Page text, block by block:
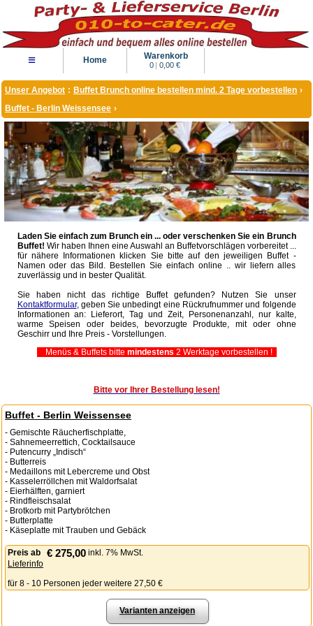
≡ Home Warenkorb
0 | 0,00 €
Unser Angebot : Buffet Brunch online bestellen mind. 2 Tage vorbestellen ›
Buffet - Berlin Weissensee ›
Laden Sie einfach zum Brunch ein ... oder verschenken Sie ein Brunch
Buffet! Wir haben Ihnen eine Auswahl an Buffetvorschlägen vorbereitet ...
für nähere Informationen klicken Sie bitte auf den jeweiligen Buffet -
Namen oder das Bild. Bestellen Sie einfach online .. wir liefern alles
zuverlässig und in bester Qualität.
Sie haben nicht das richtige Buffet gefunden? Nutzen Sie unser
Kontaktformular, geben Sie unbedingt eine Rückrufnummer und folgende
Informationen an: Lieferort, Tag und Zeit, Personenanzahl, nur kalte,
warme Speisen oder beides, bevorzugte Produkte, mit oder ohne
Geschirr und Ihre Preis - Vorstellungen.
Menüs & Buffets bitte mindestens 2 Werktage vorbestellen !
Bitte vor Ihrer Bestellung lesen!
Buffet - Berlin Weissensee
- Gemischte Räucherfischplatte,
- Sahnemeerrettich, Cocktailsauce
- Putencurry „Indisch“
- Butterreis
- Medaillons mit Lebercreme und Obst
- Kasselerröllchen mit Waldorfsalat
- Eierhälften, garniert
- Rindfleischsalat
- Brotkorb mit Partybrötchen
- Butterplatte
- Käseplatte mit Trauben und Gebäck
Preis ab € 275,00 inkl. 7% MwSt.
Lieferinfo
für 8 - 10 Personen jeder weitere 27,50 €
Varianten anzeigen